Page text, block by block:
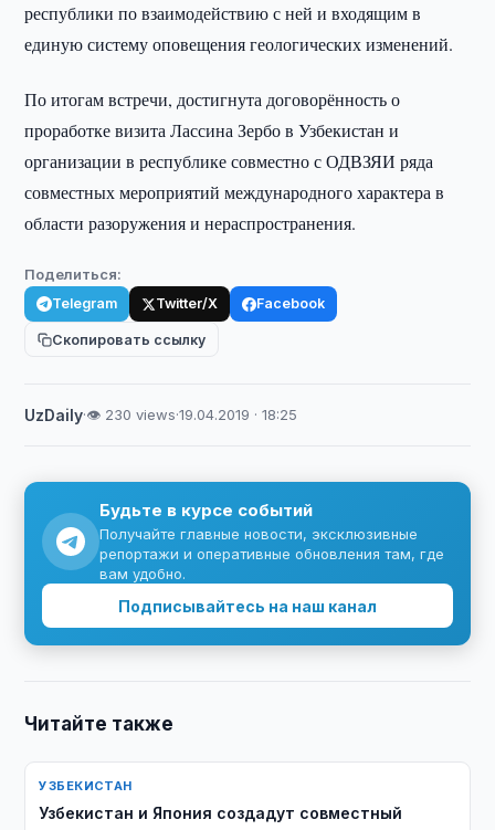
республики по взаимодействию с ней и входящим в
единую систему оповещения геологических изменений.
По итогам встречи, достигнута договорённость о
проработке визита Лассина Зербо в Узбекистан и
организации в республике совместно с ОДВЗЯИ ряда
совместных мероприятий международного характера в
области разоружения и нераспространения.
Поделиться:
Telegram Twitter/X Facebook
Скопировать ссылку
UzDaily·👁 230 views·19.04.2019 · 18:25
Будьте в курсе событий
Получайте главные новости, эксклюзивные
репортажи и оперативные обновления там, где
вам удобно.
Подписывайтесь на наш канал
Читайте также
УЗБЕКИСТАН
Узбекистан и Япония создадут совместный